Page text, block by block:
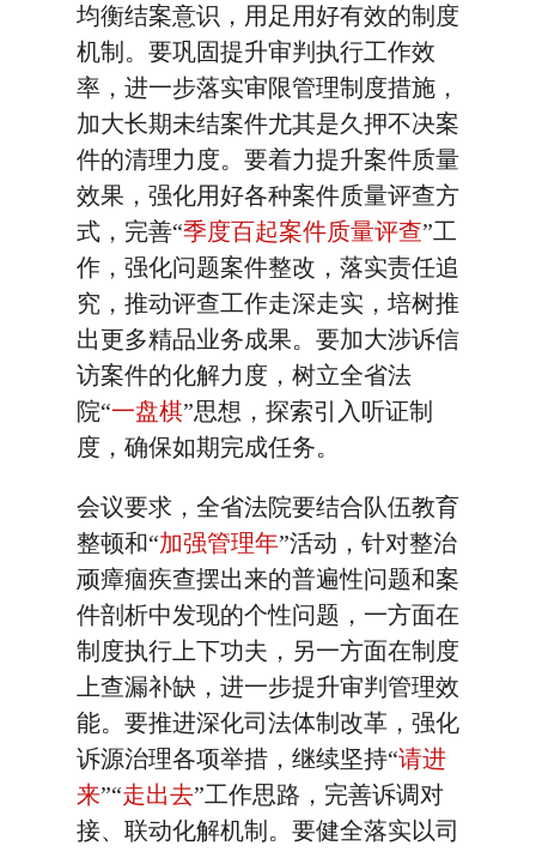
均衡结案意识，用足用好有效的制度
机制。要巩固提升审判执行工作效
率，进一步落实审限管理制度措施，
加大长期未结案件尤其是久押不决案
件的清理力度。要着力提升案件质量
效果，强化用好各种案件质量评查方
式，完善“季度百起案件质量评查”工
作，强化问题案件整改，落实责任追
究，推动评查工作走深走实，培树推
出更多精品业务成果。要加大涉诉信
访案件的化解力度，树立全省法
院“一盘棋”思想，探索引入听证制
度，确保如期完成任务。
会议要求，全省法院要结合队伍教育
整顿和“加强管理年”活动，针对整治
顽瘴痼疾查摆出来的普遍性问题和案
件剖析中发现的个性问题，一方面在
制度执行上下功夫，另一方面在制度
上查漏补缺，进一步提升审判管理效
能。要推进深化司法体制改革，强化
诉源治理各项举措，继续坚持“请进
来”“走出去”工作思路，完善诉调对
接、联动化解机制。要健全落实以司